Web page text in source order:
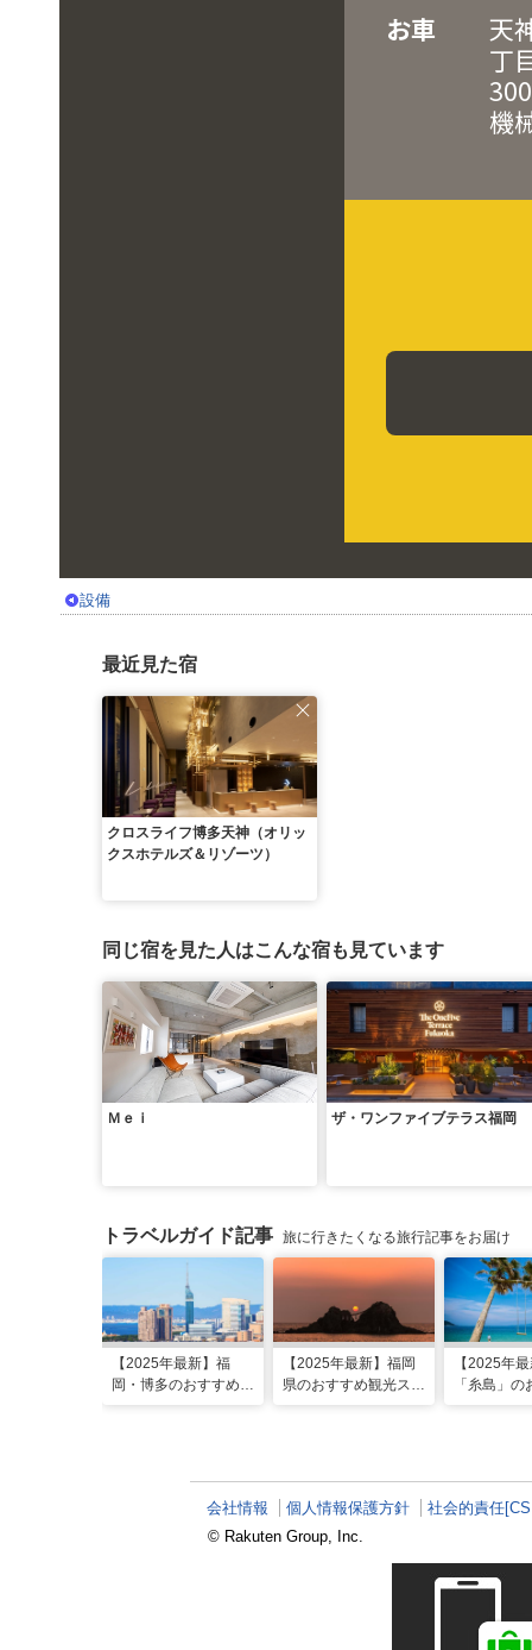
お車
天
丁
機
設備
最近見た宿
クロスライフ博多天神（オリッ
クスホテルズ＆リゾーツ）
同じ宿を見た人はこんな宿も見ています
Ｍｅｉ ザ・ワンファイブテラス福岡
トラベルガイド記事 旅に行きたくなる旅行記事をお届け
【2025年最新】福
岡・博多のおすすめ観
【2025年最新】福岡
県のおすすめ観光スポ
【2025年
「糸島」
会社情報 個人情報保護方針
社会的責任
© Rakuten Group, Inc.